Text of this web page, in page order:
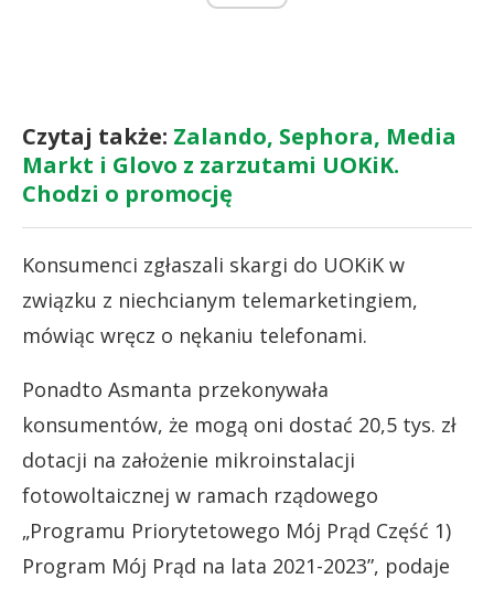
Czytaj także: Zalando, Sephora, Media
Markt i Glovo z zarzutami UOKiK.
Chodzi o promocję
Konsumenci zgłaszali skargi do UOKiK w
związku z niechcianym telemarketingiem,
mówiąc wręcz o nękaniu telefonami.
Ponadto Asmanta przekonywała
konsumentów, że mogą oni dostać 20,5 tys. zł
dotacji na założenie mikroinstalacji
fotowoltaicznej w ramach rządowego
„Programu Priorytetowego Mój Prąd Część 1)
Program Mój Prąd na lata 2021-2023”, podaje